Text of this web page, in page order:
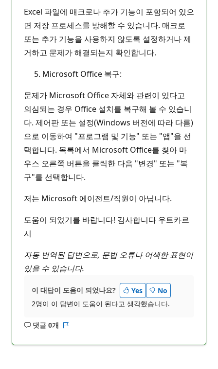
Excel 파일에 매크로나 추가 기능이 포함되어 있으
면 저장 프로세스를 방해할 수 있습니다. 매크로
또는 추가 기능을 사용하지 않도록 설정하거나 제
거하고 문제가 해결되는지 확인합니다.
Microsoft Office 복구:
문제가 Microsoft Office 자체와 관련이 있다고
의심되는 경우 Office 설치를 복구해 볼 수 있습니
다. 제어판 또는 설정(Windows 버전에 따라 다름)
으로 이동하여 "프로그램 및 기능" 또는 "앱"을 선
택합니다. 목록에서 Microsoft Office를 찾아 마
우스 오른쪽 버튼을 클릭한 다음 "변경" 또는 "복
구"를 선택합니다.
저는 Microsoft 에이전트/직원이 아닙니다.
도움이 되었기를 바랍니다! 감사합니다 우트카르
시
자동 번역된 답변으로, 문법 오류나 어색한 표현이
있을 수 있습니다.
이 대답이 도움이 되었나요? Yes
No
2명이 이 답변이 도움이 된다고 생각했습니다.
댓글 0개
설